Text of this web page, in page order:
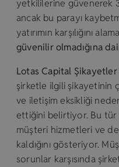
yetkililerine güvenerek
ancak bu parayı
yatırımın karşılığını
güvenilir olmadığına
Lotas Capital
şirketle ilgili şikayetinin
ve iletişim eksikliği
ettiğini belirtiyor. Bu tür
müşteri hizmetleri ve
kaldığını gösteriyor.
sorunlar karşısında